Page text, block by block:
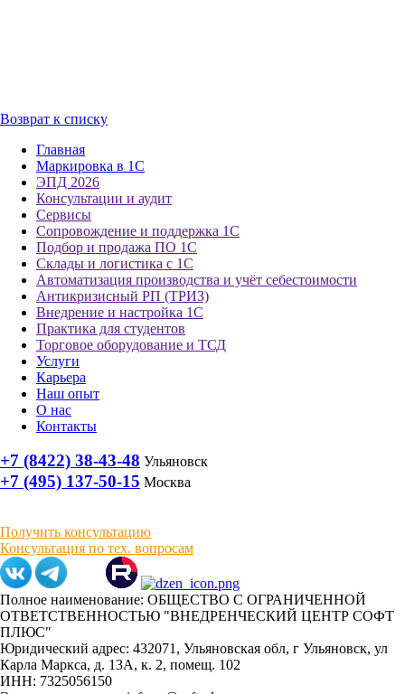
Возврат к списку
Главная
Маркировка в 1С
ЭПД 2026
Консультации и аудит
Сервисы
Сопровождение и поддержка 1С
Подбор и продажа ПО 1С
Склады и логистика с 1С
Автоматизация производства и учёт себестоимости
Антикризисный РП (ТРИЗ)
Внедрение и настройка 1С
Практика для студентов
Торговое оборудование и ТСД
Услуги
Карьера
Наш опыт
О нас
Контакты
+7 (8422) 38-43-48 Ульяновск
+7 (495) 137-50-15 Москва
Получить консультацию
Консультация по тех. вопросам
Полное наименование: ОБЩЕСТВО С ОГРАНИЧЕННОЙ
ОТВЕТСТВЕННОСТЬЮ "ВНЕДРЕНЧЕСКИЙ ЦЕНТР СОФТ
ПЛЮС"
Юридический адрес: 432071, Ульяновская обл, г Ульяновск, ул
Карла Маркса, д. 13А, к. 2, помещ. 102
ИНН: 7325056150